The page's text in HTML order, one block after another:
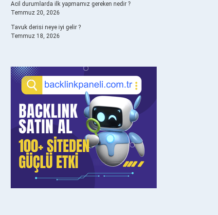
Acil durumlarda ilk yapmamız gereken nedir ?
Temmuz 20, 2026
Tavuk derisi neye iyi gelir ?
Temmuz 18, 2026